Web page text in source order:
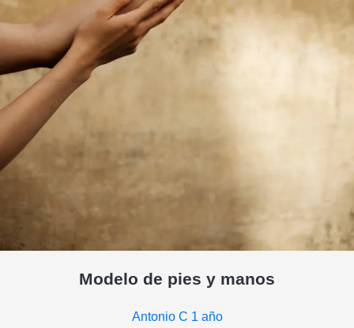
Modelo de pies y manos
Antonio C 1 año